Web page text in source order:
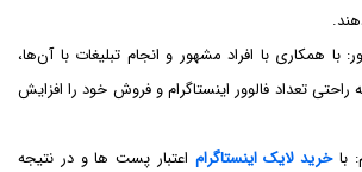
با همکاری با افراد مشهور و انجام تبلیغات با آن‌ها،
تعداد فالوور اینستاگرام و فروش خود را افزایش
خرید لایک اینستاگرام اعتبار پست ها و در نتیجه